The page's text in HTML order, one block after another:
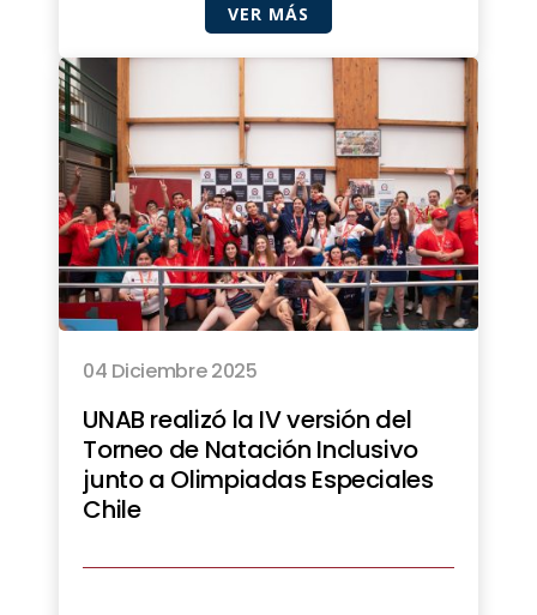
VER MÁS
04 Diciembre 2025
UNAB realizó la IV versión del
Torneo de Natación Inclusivo
junto a Olimpiadas Especiales
Chile